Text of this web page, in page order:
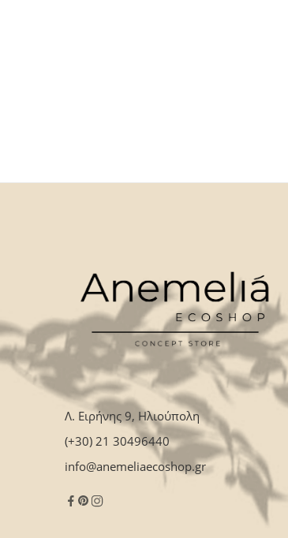
Λ. Ειρήνης 9, Ηλιούπολη
(+30) 21 30496440
info@anemeliaecoshop.gr